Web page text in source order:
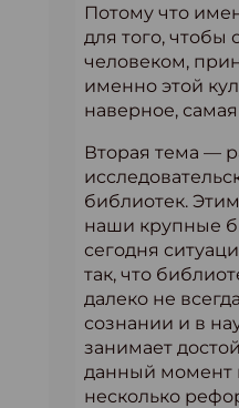
Потому что
для того, чтобы
человеком,
именно этой
наверное,
Вторая тема —
библиотек.
наши крупные
сегодня
так, что
далеко не
сознании и в
занимает
данный момент
несколько